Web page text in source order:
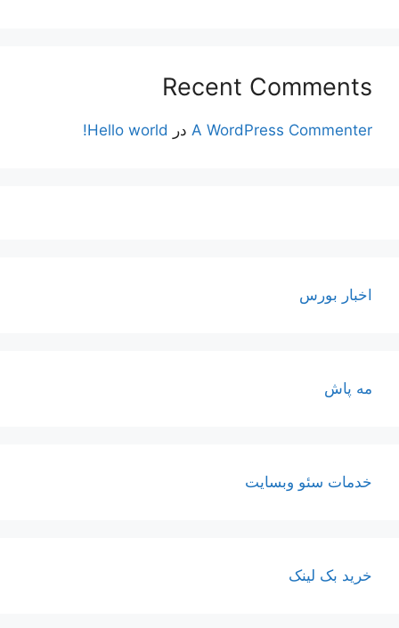
Recent Comments
A WordPress Commenter در Hello world!
اخبار بورس
مه پاش
خدمات سئو وبسایت
خرید بک لینک